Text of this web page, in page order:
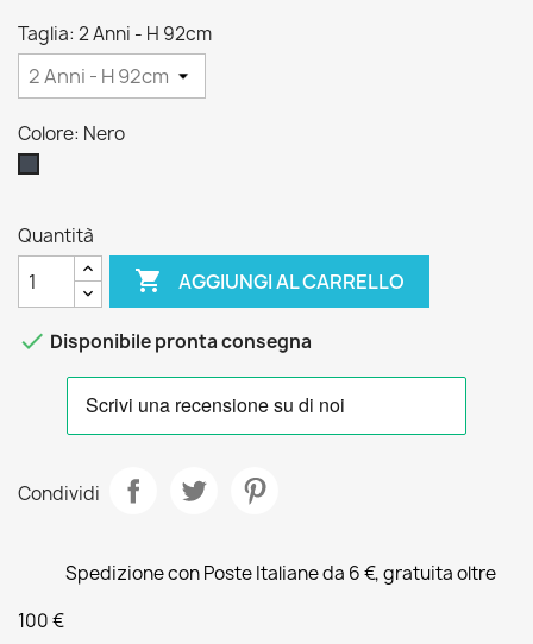
Taglia: 2 Anni - H 92cm
Colore: Nero
Quantità
 AGGIUNGI AL CARRELLO
 Disponibile pronta consegna
Condividi
Spedizione con Poste Italiane da 6 €, gratuita oltre
100 €